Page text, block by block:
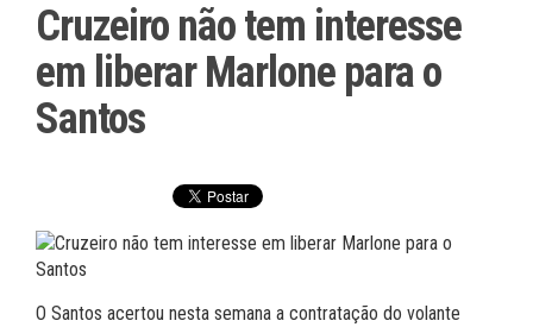
Cruzeiro não tem interesse
em liberar Marlone para o
Santos
O Santos acertou nesta semana a contratação do volante